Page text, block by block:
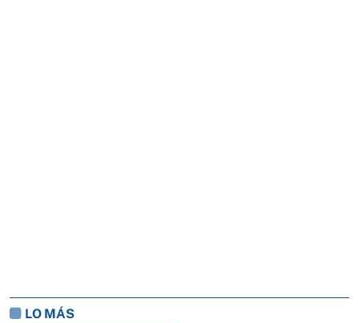
LO MÁS